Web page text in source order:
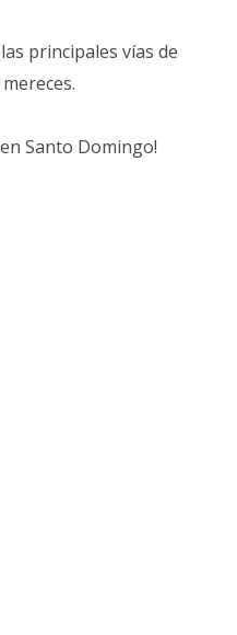
principales vías de
Santo Domingo!